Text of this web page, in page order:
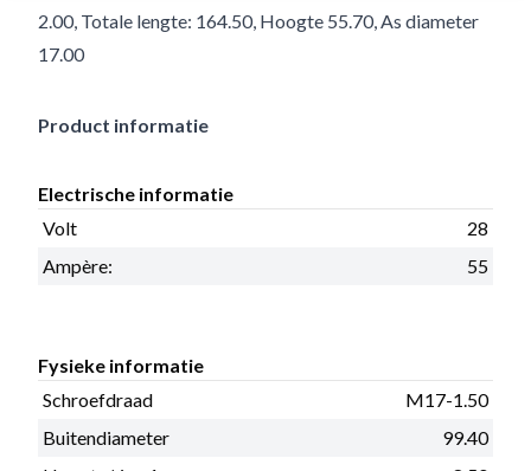
2.00, Totale lengte: 164.50, Hoogte 55.70, As diameter
17.00
Product informatie
Electrische informatie
Volt
28
Ampère:
55
Fysieke informatie
Schroefdraad
M17-1.50
Buitendiameter
99.40